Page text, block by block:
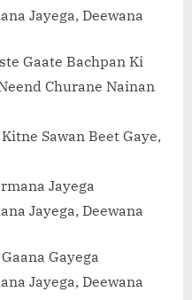
Jayega, Deewana
Gaate Bachpan Ki
Churane Nainan
Sawan Beet Gaye,
Jayega
Jayega, Deewana
Gayega
Jayega, Deewana